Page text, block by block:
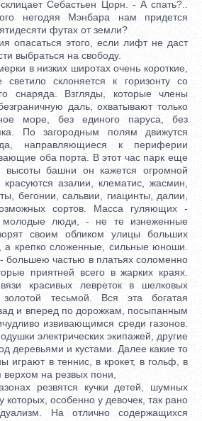
Себастьен Цорн. - А спать?..
негодяя Мэнбара нам придется
футах от земли?
опасаться этого, если лифт не даст
выбраться на свободу.
в низких широтах очень короткие,
склоняется к горизонту со
снаряда. Взгляды, которые члены
даль, охватывают только
море, без единого паруса, без
По загородным полям движутся
направляющиеся к периферии
оба порта. В этот час парк еще
башни он кажется огромной
красуются азалии, клематис, жасмин,
бегонии, сальвии, гиацинты, далии,
сортов. Масса гуляющих -
люди, - не те изнеженные
своим обликом улицы больших
а крепко сложенные, сильные юноши.
частью в платьях соломенно
приятней всего в жарких краях.
красивых левреток в шелковых
тесьмой. Вся эта богатая
и вперед по дорожкам, посыпанным
извивающимся среди газонов.
электрических экипажей, другие
деревьями и кустами. Далее какие то
играют в теннис, в крокет, в гольф, в
на резвых пони,
резвятся кучки детей, шумных
которых, особенно у девочек, так рано
На отлично содержащихся